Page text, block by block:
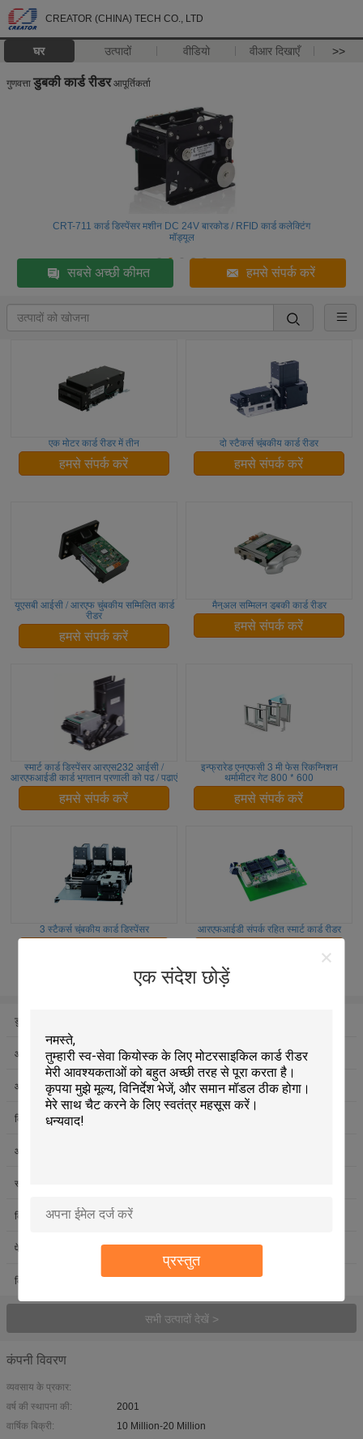
CREATOR (CHINA) TECH CO., LTD
घर उत्पादों वीडियो वीआर दिखाएँ >>
एक संदेश छोड़ें
प्रस्तुत
गुणवत्ता डुबकी कार्ड रीडरआपूर्तिकर्ता
CRT-711 कार्ड डिस्पेंसर मशीन DC 24V बारकोड / RFID कार्ड कलेक्टिंग
मॉड्यूल
सबसे अच्छी कीमत हमसे संपर्क करें
एक मोटर कार्ड रीडर में तीन
हमसे संपर्क करें
दो स्टैकर्स चुंबकीय कार्ड रीडर
हमसे संपर्क करें
यूएसबी आईसी / आरएफ चुंबकीय सम्मिलित कार्ड
रीडर
हमसे संपर्क करें
मैनुअल सम्मिलन डुबकी कार्ड रीडर
हमसे संपर्क करें
स्मार्ट कार्ड डिस्पेंसर आरएस232 आईसी /
आरएफआईडी कार्ड भुगतान प्रणाली को पढ़ / पढ़ाएं
हमसे संपर्क करें
इन्फ्रारेड एनएफसी 3 मी फेस रिकग्निशन
थर्मामीटर गेट 800 * 600
हमसे संपर्क करें
3 स्टैकर्स चुंबकीय कार्ड डिस्पेंसर
आरएफआईडी संपर्क रहित स्मार्ट कार्ड रीडर
डुबकी कार्ड रीडर
आरएफआईडी कार्ड रीडर चुंबकीय कार्ड रीडर डालें
आईसी कार्ड रीडर लेखक एटीएम कार्ड रीडर
कियॉस्क कार्ड रीडर
आरएफआईडी कार्ड मशीन
स्मार्ट कार्ड निकालने की मशीन
कियॉस्क विधेयक Acceptor
फेस रिकग्निशन थर्मामीटर कार्ड वैयक्तिकरण डिस्पेंसर
कियोस्क कैमरा
सभी उत्पादों देखें >
कंपनी विवरण
व्यवसाय के प्रकार:
वर्ष की स्थापना की:
2001
वार्षिक बिक्री:
10 Million-20 Million